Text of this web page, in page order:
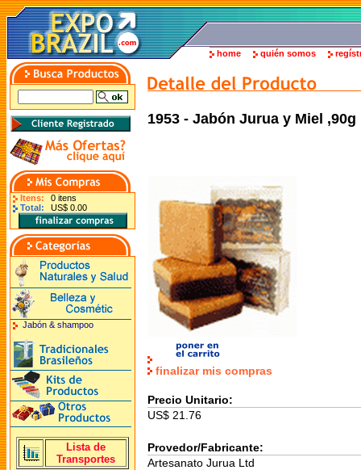
home quién somos
Itens:
0 itens
Total:
US$ 0.00
Jabón & shampoo
Lista de
Transportes
1953 - Jabón Jurua y Miel ,90g
finalizar mis compras
Precio Unitario:
US$ 21.76
Provedor/Fabricante:
Artesanato Jurua Ltd